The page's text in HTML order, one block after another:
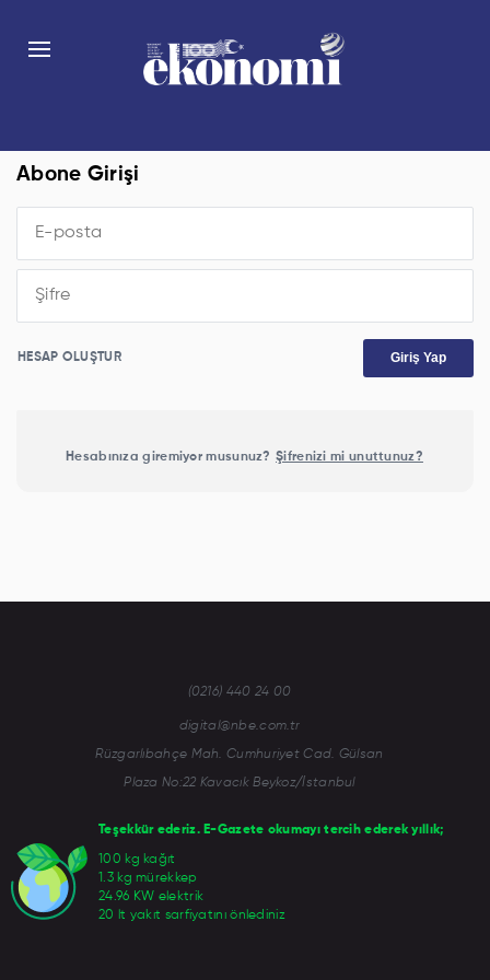
Abone Girişi
HESAP OLUŞTUR Giriş Yap
Hesabınıza giremiyor musunuz? Şifrenizi mi unuttunuz?
Teşekkür ederiz. E-Gazete okumayı tercih ederek yıllık;
100 kg kağıt
1.3 kg mürekkep
24.96 KW elektrik
20 lt yakıt sarfiyatını önlediniz
(0216) 440 24 00
digital@nbe.com.tr
Rüzgarlıbahçe Mah. Cumhuriyet Cad. Gülsan
Plaza No:22 Kavacık Beykoz/İstanbul